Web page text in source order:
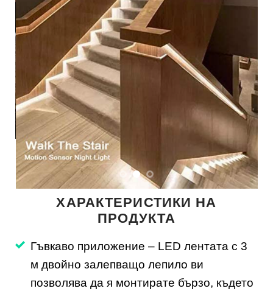
ХАРАКТЕРИСТИКИ НА
ПРОДУКТА
Гъвкаво приложение – LED лентата с 3
м двойно залепващо лепило ви
позволява да я монтирате бързо, където